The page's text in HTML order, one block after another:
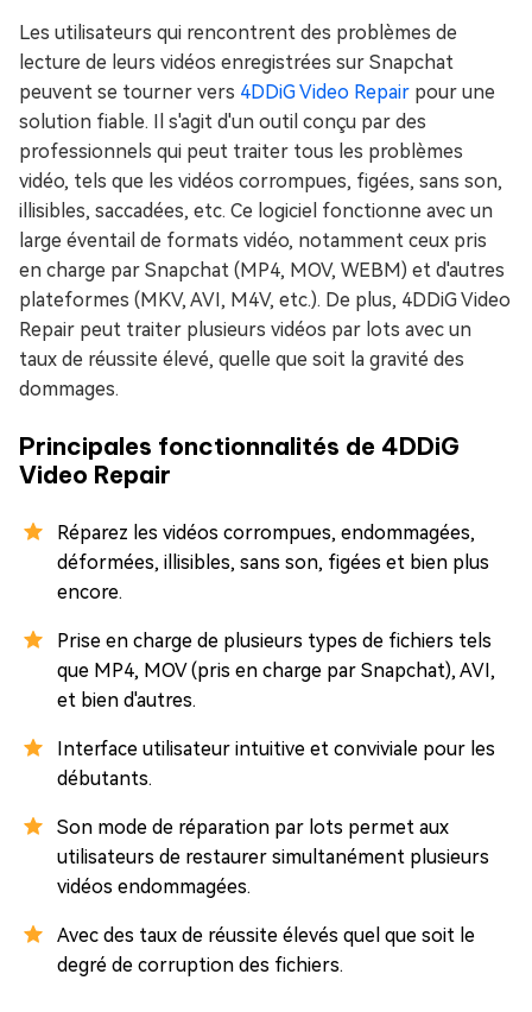
Les utilisateurs qui rencontrent des problèmes de
lecture de leurs vidéos enregistrées sur Snapchat
peuvent se tourner vers 4DDiG Video Repair pour une
solution fiable. Il s'agit d'un outil conçu par des
professionnels qui peut traiter tous les problèmes
vidéo, tels que les vidéos corrompues, figées, sans son,
illisibles, saccadées, etc. Ce logiciel fonctionne avec un
large éventail de formats vidéo, notamment ceux pris
en charge par Snapchat (MP4, MOV, WEBM) et d'autres
plateformes (MKV, AVI, M4V, etc.). De plus, 4DDiG Video
Repair peut traiter plusieurs vidéos par lots avec un
taux de réussite élevé, quelle que soit la gravité des
dommages.
Principales fonctionnalités de 4DDiG
Video Repair
Réparez les vidéos corrompues, endommagées,
déformées, illisibles, sans son, figées et bien plus
encore.
Prise en charge de plusieurs types de fichiers tels
que MP4, MOV (pris en charge par Snapchat), AVI,
et bien d'autres.
Interface utilisateur intuitive et conviviale pour les
débutants.
Son mode de réparation par lots permet aux
utilisateurs de restaurer simultanément plusieurs
vidéos endommagées.
Avec des taux de réussite élevés quel que soit le
degré de corruption des fichiers.